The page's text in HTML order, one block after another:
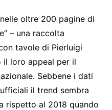
oltre 200 pagine di
– una raccolta
tavole di Pierluigi
il loro appeal per il
Sebbene i dati
il trend sembra
rispetto al 2018 quando